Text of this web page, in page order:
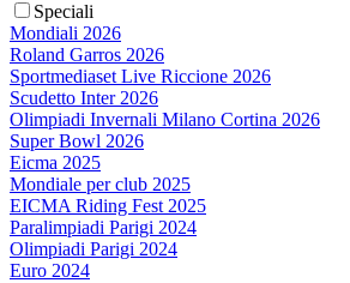
Speciali
Mondiali 2026
Roland Garros 2026
Sportmediaset Live Riccione 2026
Scudetto Inter 2026
Olimpiadi Invernali Milano Cortina 2026
Super Bowl 2026
Eicma 2025
Mondiale per club 2025
EICMA Riding Fest 2025
Paralimpiadi Parigi 2024
Olimpiadi Parigi 2024
Euro 2024